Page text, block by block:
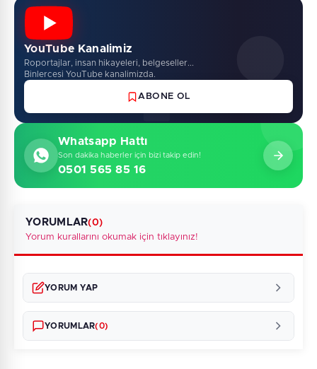
YouTube Kanalimiz
Roportajlar, insan hikayeleri, belgeseller...
Binlercesi YouTube kanalimizda.
ABONE OL
Whatsapp Hattı
Son dakika haberler için bizi takip edin!
0501 565 85 16
YORUMLAR(0)
Yorum kurallarını okumak için tıklayınız!
YORUM YAP
YORUMLAR(0)